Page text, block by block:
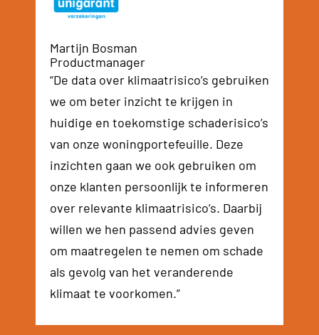
Martijn Bosman
Productmanager
“De data over klimaatrisico’s gebruiken
we om beter inzicht te krijgen in
huidige en toekomstige schaderisico’s
van onze woningportefeuille. Deze
inzichten gaan we ook gebruiken om
onze klanten persoonlijk te informeren
over relevante klimaatrisico’s. Daarbij
willen we hen passend advies geven
om maatregelen te nemen om schade
als gevolg van het veranderende
klimaat te voorkomen.”